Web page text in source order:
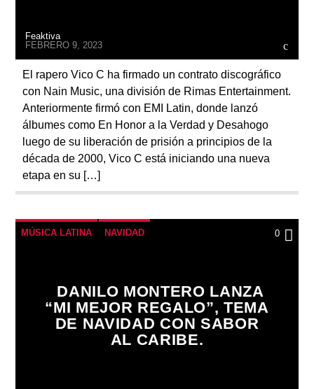
Feaktiva
FEBRERO 9, 2023
El rapero Vico C ha firmado un contrato discográfico
con Nain Music, una división de Rimas Entertainment.
Anteriormente firmó con EMI Latin, donde lanzó
álbumes como En Honor a la Verdad y Desahogo
luego de su liberación de prisión a principios de la
década de 2000, Vico C está iniciando una nueva
etapa en su […]
MÚSICA LATINA NAVIDAD 0
DANILO MONTERO LANZA
“MI MEJOR REGALO”, TEMA
DE NAVIDAD CON SABOR
AL CARIBE.